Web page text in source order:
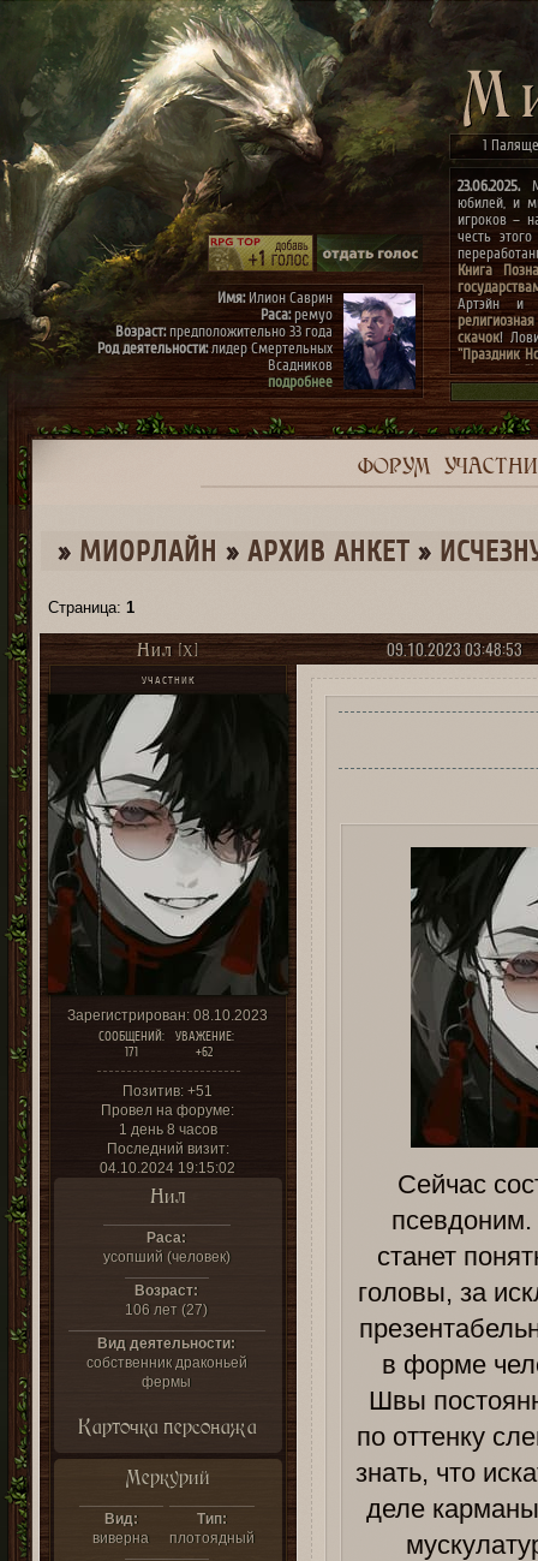
1
23.06.2025.
юбилей, и
игроков –
честь
Книга
Артэйн и
скачок!
"Праздник
конкурсах
архиве"(до
к
Имя:Илион Саврин
Раса:ремуо
Возраст:предположительно 33 года
Род деятельности:лидер Смертельных
Всадников
подробнее
Имя:Тэрис
Раса:ремуо
Возраст:предположительно 30 лет
подробнее
ФОРУМ
» МИОРЛАЙН » ­АРХИВ АНКЕТ »
Страница:1
09.10.2023 03:48:53
Нил [X]
УЧАСТНИК
Зарегистрирован: 08.10.2023
СООБЩЕНИЙ:
171
УВАЖЕНИЕ:
+62
Позитив: +51
Провел на форуме:
1 день 8 часов
Последний визит:
04.10.2024 19:15:02
Нил
Раса:
усопший (человек)
Возраст:
106 лет (27)
Вид деятельности:
собственник драконьей
фермы
Карточка персонажа
Меркурий
Вид:
виверна
Тип:
плотоядный
Сейчас
станет
головы, за
в форме
Швы
по оттенку
знать, что
деле